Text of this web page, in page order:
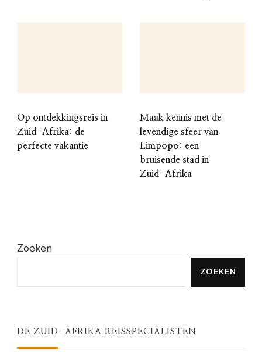
Op ontdekkingsreis in
Zuid-Afrika: de
perfecte vakantie
Maak kennis met de
levendige sfeer van
Limpopo: een
bruisende stad in
Zuid-Afrika
Zoeken
ZOEKEN
DE ZUID-AFRIKA REISSPECIALISTEN